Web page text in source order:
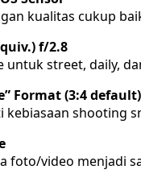
kualitas cukup
f/2.8
untuk street, daily,
Format (3:4 default)
kebiasaan shooting
foto/video menjadi